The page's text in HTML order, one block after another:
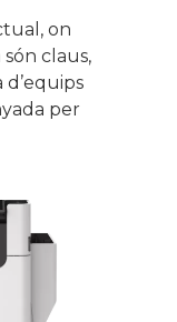
on
són claus,
per